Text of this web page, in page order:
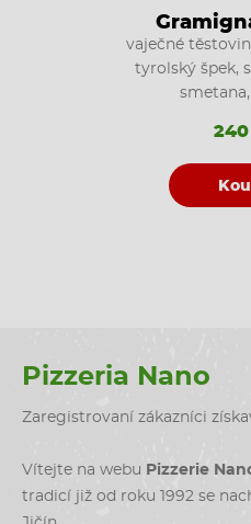
vaječné
tyrolský špek,
Pizzeria Nano
Zaregistrovaní zákazníci
Vítejte na webu Pizzerie
tradicí již od roku 1992 se